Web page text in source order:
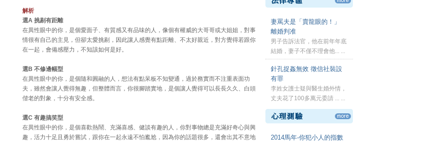
解析
選A 挑剔有距離
在異性眼中的你，是個愛面子、有質感又有品味的人，像個有權威的大哥哥或大姐姐，對事
情很有自己的主見，但卻太愛挑剔，因此讓人感覺有點距離、不太好親近，對方覺得若跟你
在一起，會備感壓力，不知該如何是好。
選B 不修邊幅型
在異性眼中的你，是個隨和圓融的人，想法有點呆板不知變通，過於務實而不注重表面功
夫，雖然會讓人覺得無趣，但整體而言，你很腳踏實地，是個讓人覺得可以長長久久、白頭
偕老的對象，十分有安全感。
選C 有趣搞笑型
在異性眼中的你，是個喜歡熱鬧、充滿喜感、健談有趣的人，你對事物總是充滿好奇心與興
趣，活力十足且勇於嘗試，跟你在一起永遠不怕尷尬，因為你的話題很多，還會出其不意地
妻罵夫是「賣龍眼的！」
離婚判准
男子告訴法官，他在前年年底
結婚，妻子不僅不理會他... ...
針孔捉姦無效 徵信社裝設
有罪
李姓女護士疑與醫生婚外情，
丈夫花了100多萬元委請 ... ...
2014馬年-你犯小人的指數